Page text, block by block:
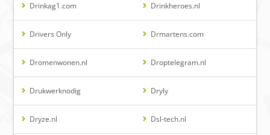
Drinkag1.com Drinkheroes.nl
Drivers Only Drmartens.com
Dromenwonen.nl Droptelegram.nl
Drukwerknodig Dryly
Dryze.nl Dsl-tech.nl